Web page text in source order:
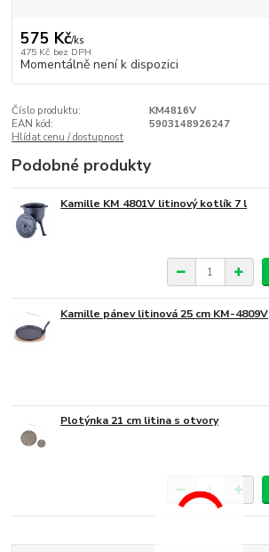
575 Kč/ks
475 Kč bez DPH
Momentálně není k dispozici
Číslo produktu:
KM4816V
EAN kód:
5903148926247
Hlídat cenu / dostupnost
Podobné produkty
Kamille KM 4801V litinový kotlík 7 l
Kamille pánev litinová 25 cm KM-4809V
Plotýnka 21 cm litina s otvory